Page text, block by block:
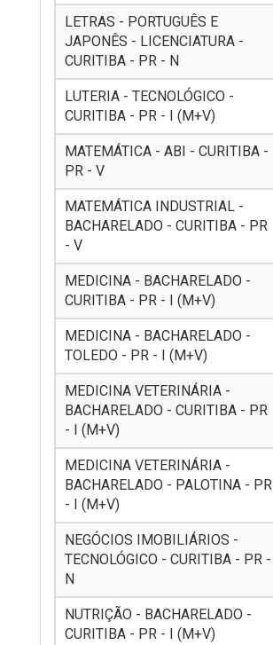
LETRAS - PORTUGUÊS E
JAPONÊS - LICENCIATURA -
CURITIBA - PR - N
LUTERIA - TECNOLÓGICO -
CURITIBA - PR - I (M+V)
MATEMÁTICA - ABI - CURITIBA -
PR - V
MATEMÁTICA INDUSTRIAL -
BACHARELADO - CURITIBA - PR
- V
MEDICINA - BACHARELADO -
CURITIBA - PR - I (M+V)
MEDICINA - BACHARELADO -
TOLEDO - PR - I (M+V)
MEDICINA VETERINÁRIA -
BACHARELADO - CURITIBA - PR
- I (M+V)
MEDICINA VETERINÁRIA -
BACHARELADO - PALOTINA - PR
- I (M+V)
NEGÓCIOS IMOBILIÁRIOS -
TECNOLÓGICO - CURITIBA - PR -
N
NUTRIÇÃO - BACHARELADO -
CURITIBA - PR - I (M+V)